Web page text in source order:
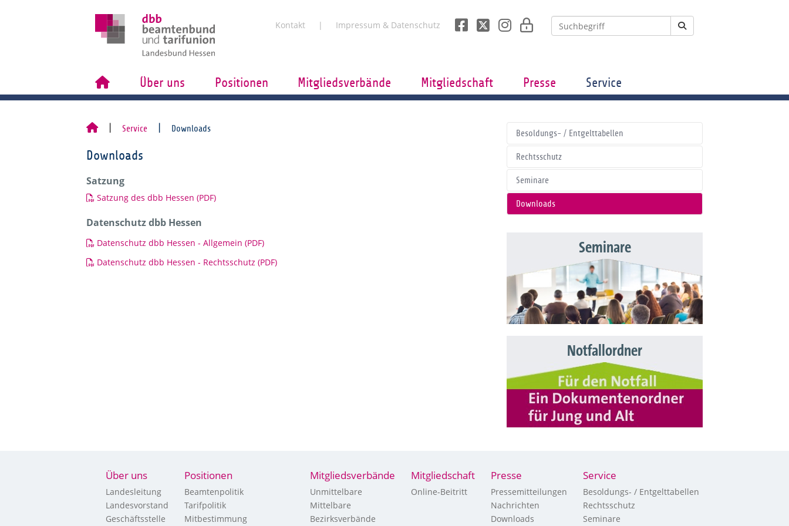
Kontakt Impressum & Datenschutz
Über uns Positionen Mitgliedsverbände Mitgliedschaft Presse Service
Service Downloads
Downloads
Satzung
Satzung des dbb Hessen (PDF)
Datenschutz dbb Hessen
Datenschutz dbb Hessen - Allgemein (PDF)
Datenschutz dbb Hessen - Rechtsschutz (PDF)
Besoldungs- / Entgelttabellen
Rechtsschutz
Seminare
Downloads
Seminare
Notfallordner
Über uns
Landesleitung
Landesvorstand
Geschäftsstelle
Positionen
Beamtenpolitik
Tarifpolitik
Mitbestimmung
Mitgliedsverbände
Unmittelbare
Mittelbare
Bezirksverbände
Mitgliedschaft
Online-Beitritt
Presse
Pressemitteilungen
Nachrichten
Downloads
Service
Besoldungs- / Entgelttabellen
Rechtsschutz
Seminare